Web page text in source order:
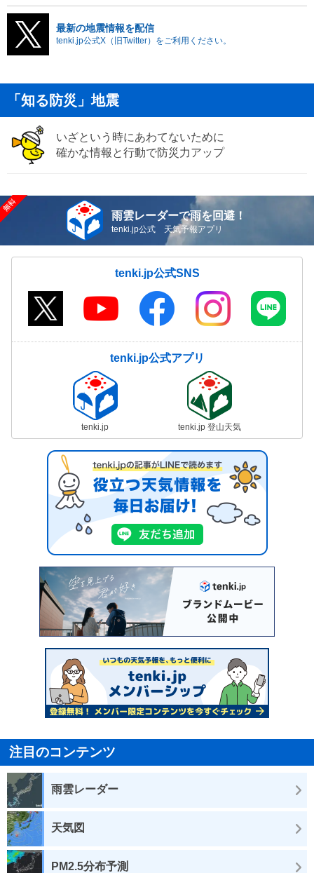
最新の地震情報を配信
tenki.jp公式X（旧Twitter）をご利用ください。
「知る防災」地震
いざという時にあわてないために
確かな情報と行動で防災力アップ
雨雲レーダーで雨を回避！
tenki.jp公式 天気予報アプリ
tenki.jp公式SNS
tenki.jp公式アプリ
tenki.jp tenki.jp 登山天気
注目のコンテンツ
雨雲レーダー
天気図
PM2.5分布予測